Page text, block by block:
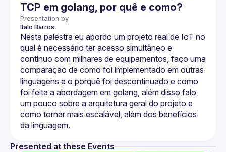
TCP em golang, por quê e como?
Presentation by
Italo Barros
Nesta palestra eu abordo um projeto real de IoT no
qual é necessário ter acesso simultâneo e
continuo com milhares de equipamentos, faço uma
comparação de como foi implementado em outras
linguagens e o porquê foi descontinuado e como
foi feita a abordagem em golang, além disso falo
um pouco sobre a arquitetura geral do projeto e
como tornar mais escalável, além dos benefícios
Presented at these Events